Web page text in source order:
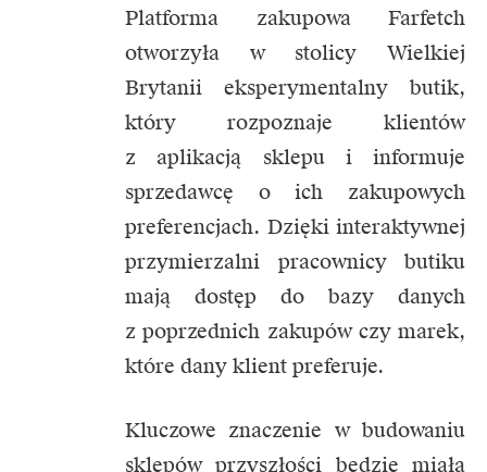
Platforma zakupowa Farfetch
otworzyła w stolicy Wielkiej
Brytanii eksperymentalny butik,
który rozpoznaje klientów
z aplikacją sklepu i informuje
sprzedawcę o ich zakupowych
preferencjach. Dzięki interaktywnej
przymierzalni pracownicy butiku
mają dostęp do bazy danych
z poprzednich zakupów czy marek,
które dany klient preferuje.
Kluczowe znaczenie w budowaniu
sklepów przyszłości będzie miała